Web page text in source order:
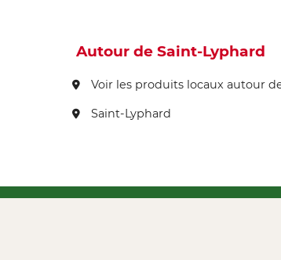
Autour de Saint-Lyphard
Voir les produits locaux autour
Saint-Lyphard